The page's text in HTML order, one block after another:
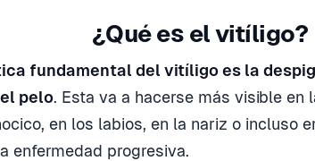
¿Qué es el vitíligo?
fundamental del vitíligo es la
pelo. Esta va a hacerse más visible en
en los labios, en la nariz o incluso
enfermedad progresiva.